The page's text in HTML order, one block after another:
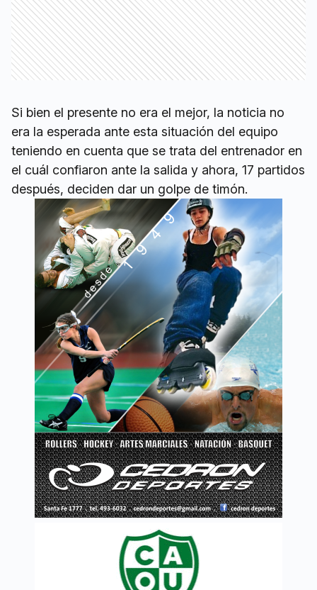
Si bien el presente no era el mejor, la noticia no
era la esperada ante esta situación del equipo
teniendo en cuenta que se trata del entrenador en
el cuál confiaron ante la salida y ahora, 17 partidos
después, deciden dar un golpe de timón.